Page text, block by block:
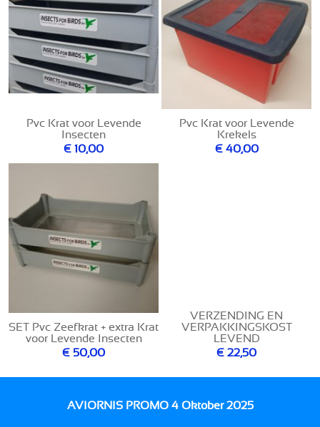
AVIORNIS PROMO 4 Oktober 2025
Pvc Krat voor Levende
Insecten
€ 10,00
Pvc Krat voor Levende
Krekels
€ 40,00
SET Pvc Zeefkrat + extra Krat
voor Levende Insecten
€ 50,00
VERZENDING EN
VERPAKKINGSKOST
LEVEND
€ 22,50